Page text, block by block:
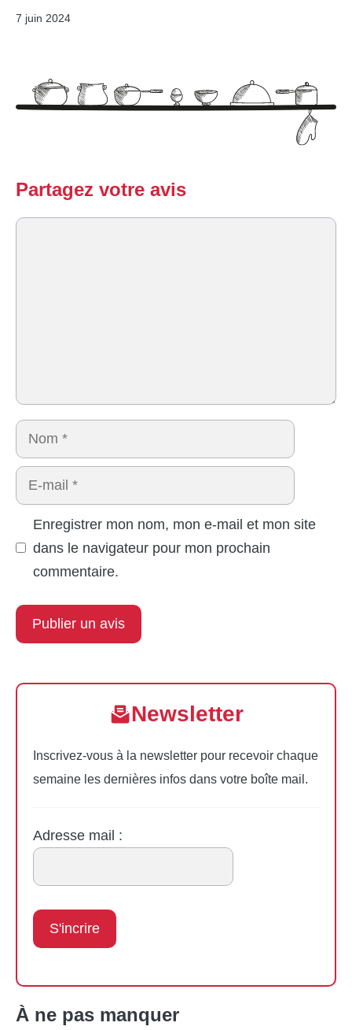
7 juin 2024
Partagez votre avis
Commentaire
Nom
E-
mail
Enregistrer mon nom, mon e-mail et mon site
dans le navigateur pour mon prochain
commentaire.
Newsletter
Inscrivez-vous à la newsletter pour recevoir chaque
semaine les dernières infos dans votre boîte mail.
Adresse mail :
À ne pas manquer